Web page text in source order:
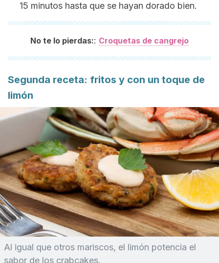
15 minutos hasta que se hayan dorado bien.
No te lo pierdas:: Croquetas de cangrejo
Segunda receta: fritos y con un toque de
limón
Al igual que otros mariscos, el limón potencia el
sabor de los crabcakes.